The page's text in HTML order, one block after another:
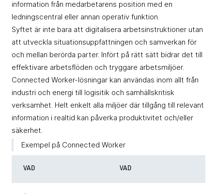
information från medarbetarens position med en
ledningscentral eller annan operativ funktion.
Syftet är inte bara att digitalisera arbetsinstruktioner utan
att utveckla situationsuppfattningen och samverkan för
och mellan berörda parter. Infört på rätt sätt bidrar det till
effektivare arbetsflöden och tryggare arbetsmiljöer.
Connected Worker-lösningar kan användas inom allt från
industri och energi till logisitik och samhällskritisk
verksamhet. Helt enkelt alla miljöer där tillgång till relevant
information i realtid kan påverka produktivitet och/eller
säkerhet.
Exempel på Connected Worker
VAD VAD